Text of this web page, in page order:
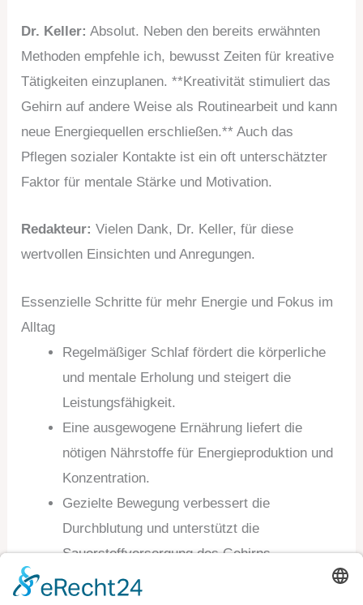
Dr. Keller: Absolut. Neben den bereits erwähnten
Methoden empfehle ich, bewusst Zeiten für kreative
Tätigkeiten einzuplanen. **Kreativität stimuliert das
Gehirn auf andere Weise als Routinearbeit und kann
neue Energiequellen erschließen.** Auch das
Pflegen sozialer Kontakte ist ein oft unterschätzter
Faktor für mentale Stärke und Motivation.
Redakteur: Vielen Dank, Dr. Keller, für diese
wertvollen Einsichten und Anregungen.
Essenzielle Schritte für mehr Energie und Fokus im
Alltag
Regelmäßiger Schlaf fördert die körperliche
und mentale Erholung und steigert die
Leistungsfähigkeit.
Eine ausgewogene Ernährung liefert die
nötigen Nährstoffe für Energieproduktion und
Konzentration.
Gezielte Bewegung verbessert die
Durchblutung und unterstützt die
Sauerstoffversorgung des Gehirns.
Stressmanagement durch